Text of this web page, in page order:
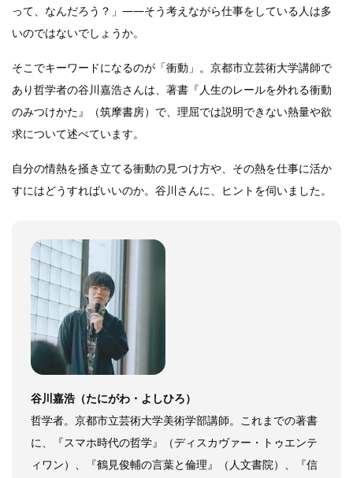
って、なんだろう？」――そう考えながら仕事をしている人は多
いのではないでしょうか。
そこでキーワードになるのが「衝動」。京都市立芸術大学講師で
あり哲学者の谷川嘉浩さんは、著書『人生のレールを外れる衝動
のみつけかた』（筑摩書房）で、理屈では説明できない熱量や欲
求について述べています。
自分の情熱を掻き立てる衝動の見つけ方や、その熱を仕事に活か
すにはどうすればいいのか。谷川さんに、ヒントを伺いました。
谷川嘉浩（たにがわ・よしひろ）
哲学者。京都市立芸術大学美術学部講師。これまでの著書
に、『スマホ時代の哲学』（ディスカヴァー・トゥエンテ
ィワン）、『鶴見俊輔の言葉と倫理』（人文書院）、『信